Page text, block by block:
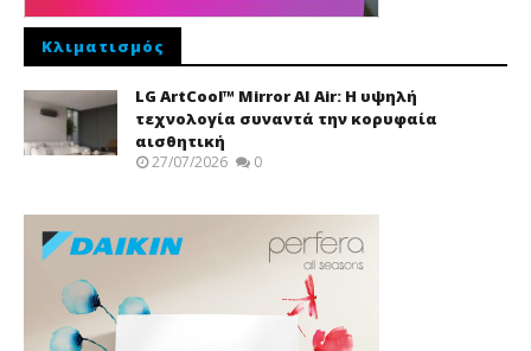
Κλιματισμός
LG ArtCool™ Mirror AI Air: Η υψηλή
τεχνολογία συναντά την κορυφαία
αισθητική
27/07/2026 0